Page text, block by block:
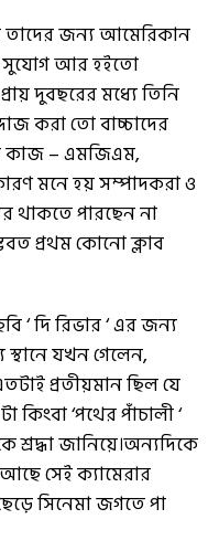
তাদের জন্য আমেরিকান
সুযোগ আর হইতো
দুবছরের মধ্যে তিনি
করা তো বাচ্চাদের
কাজ – এমজিএম,
মনে হয় সম্পাদকরা ও
থাকতে পারছেন না
প্রথম কোনো ক্লাব
‘ দি রিভার ‘ এর জন্য
যখন গেলেন,
প্রতীয়মান ছিল যে
‘পথের পাঁচালী ‘
জানিয়ে।অন্যদিকে
সেই ক্যামেরার
সিনেমা জগতে পা